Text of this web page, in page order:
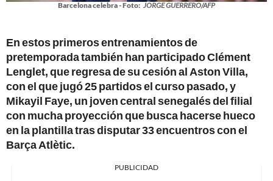
Barcelona celebra - Foto: JORGE GUERRERO/AFP
En estos primeros entrenamientos de
pretemporada también han participado Clément
Lenglet, que regresa de su cesión al Aston Villa,
con el que jugó 25 partidos el curso pasado, y
Mikayil Faye, un joven central senegalés del filial
con mucha proyección que busca hacerse hueco
en la plantilla tras disputar 33 encuentros con el
Barça Atlètic.
PUBLICIDAD